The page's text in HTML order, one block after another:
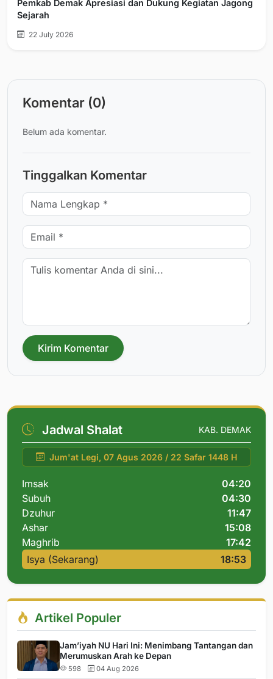
Pemkab Demak Apresiasi dan Dukung Kegiatan Jagong
Sejarah
22 July 2026
Komentar (0)
Belum ada komentar.
Tinggalkan Komentar
Kirim Komentar
Jadwal Shalat KAB. DEMAK
Jum'at Legi, 07 Agus 2026 / 22 Safar 1448 H
Imsak
04:20
Subuh
04:30
Dzuhur
11:47
Ashar
15:08
Maghrib
17:42
Isya (Sekarang)
18:53
Artikel Populer
Jam’iyah NU Hari Ini: Menimbang Tantangan dan
Merumuskan Arah ke Depan
598 04 Aug 2026